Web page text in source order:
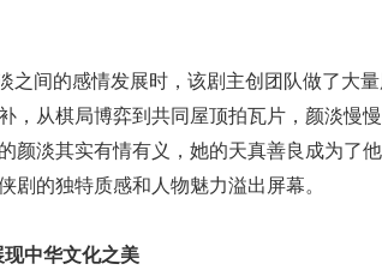
之间的感情发展时，该剧主创团队做了大
，从棋局博弈到共同屋顶拍瓦片，颜淡慢
颜淡其实有情有义，她的天真善良成为了
剧的独特质感和人物魅力溢出屏幕。
中华文化之美